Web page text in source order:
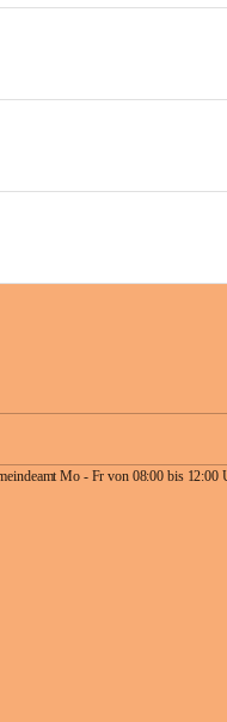
Mo - Fr von 08:00 bis 12:00